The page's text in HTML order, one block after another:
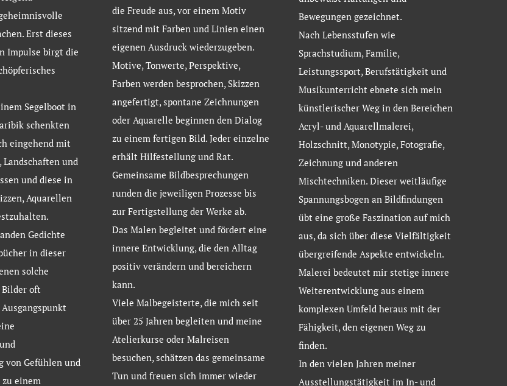
Erst dieses
Impulse birgt die
Segelboot in
schenkten
eingehend mit
Landschaften und
und diese in
Aquarellen
Gedichte
in dieser
solche
oft
von Gefühlen und
einem
die Freude aus, vor einem Motiv
sitzend mit Farben und Linien einen
eigenen Ausdruck wiederzugeben.
Motive, Tonwerte, Perspektive,
Farben werden besprochen, Skizzen
angefertigt, spontane Zeichnungen
oder Aquarelle beginnen den Dialog
zu einem fertigen Bild. Jeder einzelne
erhält Hilfestellung und Rat.
Gemeinsame Bildbesprechungen
runden die jeweiligen Prozesse bis
zur Fertigstellung der Werke ab.
Das Malen begleitet und fördert eine
innere Entwicklung, die den Alltag
positiv verändern und bereichern
kann.
Viele Malbegeisterte, die mich seit
über 25 Jahren begleiten und meine
Atelierkurse oder Malreisen
besuchen, schätzen das gemeinsame
Tun und freuen sich immer wieder
Bewegungen gezeichnet.
Nach Lebensstufen wie
Sprachstudium, Familie,
Leistungssport, Berufstätigkeit und
Musikunterricht ebnete sich mein
künstlerischer Weg in den Bereichen
Acryl- und Aquarellmalerei,
Holzschnitt, Monotypie, Fotografie,
Zeichnung und anderen
Mischtechniken. Dieser weitläufige
Spannungsbogen an Bildfindungen
übt eine große Faszination auf mich
aus, da sich über diese Vielfältigkeit
übergreifende Aspekte entwickeln.
Malerei bedeutet mir stetige innere
Weiterentwicklung aus einem
komplexen Umfeld heraus mit der
Fähigkeit, den eigenen Weg zu
finden.
In den vielen Jahren meiner
Ausstellungstätigkeit im In- und